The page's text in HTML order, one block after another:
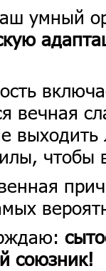
умный
вечная
чтобы
союзник!